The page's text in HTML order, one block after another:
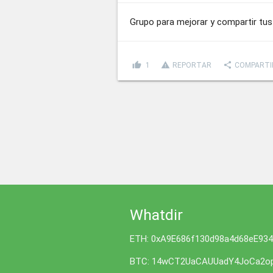
Grupo para mejorar y compartir
thumb_up 1 report_problem REPORTAR share
Whatdir
ETH:
BTC: